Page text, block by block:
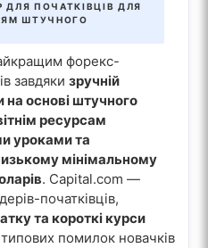
ПОЧАТКІВЦІВ ДЛЯ
ШТУЧНОГО
форекс-
завдяки зручній
на основі штучного
ресурсам
уроками та
мінімальному
. Capital.com —
початківців,
та короткі курси
помилок новачків